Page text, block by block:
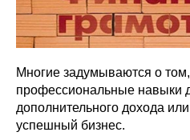
Многие задумываются о том,
профессиональные навыки
дополнительного дохода
успешный бизнес.